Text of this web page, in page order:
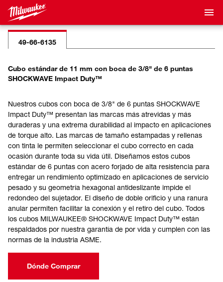
49-66-6135
Cubo estándar de 11 mm con boca de 3/8" de 6 puntas
SHOCKWAVE Impact Duty™
Nuestros cubos con boca de 3/8" de 6 puntas SHOCKWAVE
Impact Duty™ presentan las marcas más atrevidas y más
duraderas y una extrema durabilidad al impacto en aplicaciones
de torque alto. Las marcas de tamaño estampadas y rellenas
con tinta le permiten seleccionar el cubo correcto en cada
ocasión durante toda su vida útil. Diseñamos estos cubos
estándar de 6 puntas con acero forjado de alta resistencia para
entregar un rendimiento optimizado en aplicaciones de servicio
pesado y su geometría hexagonal antideslizante impide el
redondeo del sujetador. El diseño de doble orificio y una ranura
anular permiten facilitar la conexión y el retiro del cubo. Todos
los cubos MILWAUKEE® SHOCKWAVE Impact Duty™ están
respaldados por nuestra garantía de por vida y cumplen con las
normas de la industria ASME.
Dónde Comprar